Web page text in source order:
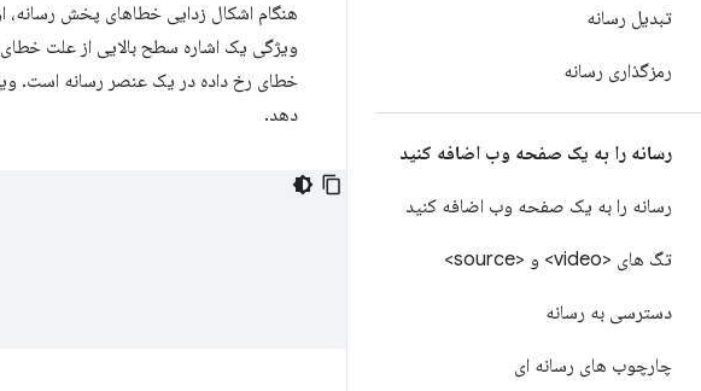
تبدیل رسانه
رمزگذاری رسانه
رسانه را به یک صفحه وب اضافه کنید
رسانه را به یک صفحه وب اضافه کنید
تگ های <video> و <source>
دسترسی به رسانه
چارچوب های رسانه ای
هنگام اشکال زدایی خطاهای پخش رسانه،
ویژگی یک اشاره سطح بالایی از علت
خطای رخ داده در یک عنصر رسانه است.
دهد.